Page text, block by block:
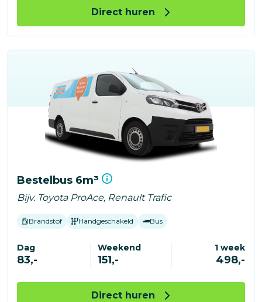
Direct huren
Bestelbus 6m³
Bijv. Toyota ProAce, Renault Trafic
Brandstof Handgeschakeld Bus
Dag
83,-
Weekend
151,-
1 week
498,-
Direct huren